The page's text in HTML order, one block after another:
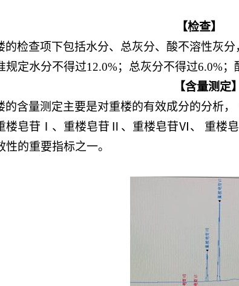
【检查】
的检查项下包括水分、总灰分、酸不溶性灰
规定水分不得过12.0%；总灰分不得过6.0%；
【含量测定】
的含量测定主要是对重楼的有效成分的分析
楼皂苷Ⅰ、重楼皂苷Ⅱ、重楼皂苷Ⅵ、 重楼
性的重要指标之一。